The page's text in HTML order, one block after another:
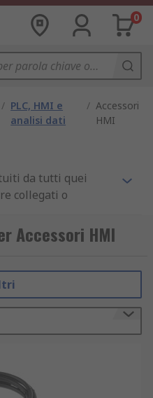
0
/ PLC, HMI e
analisi dati
/ Accessori
HMI
da tutti quei
collegati o
all'utente di
e migliorare
tutti quei
alle schede di
Accessori HMI